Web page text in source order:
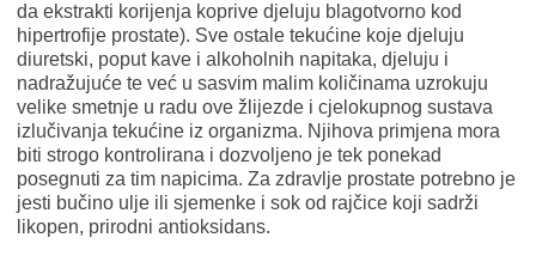
da ekstrakti korijenja koprive djeluju blagotvorno kod
hipertrofije prostate). Sve ostale tekućine koje djeluju
diuretski, poput kave i alkoholnih napitaka, djeluju i
nadražujuće te već u sasvim malim količinama uzrokuju
velike smetnje u radu ove žlijezde i cjelokupnog sustava
izlučivanja tekućine iz organizma. Njihova primjena mora
biti strogo kontrolirana i dozvoljeno je tek ponekad
posegnuti za tim napicima. Za zdravlje prostate potrebno je
jesti bučino ulje ili sjemenke i sok od rajčice koji sadrži
likopen, prirodni antioksidans.